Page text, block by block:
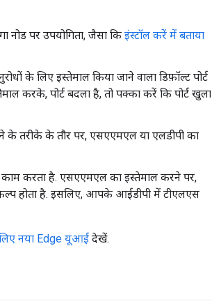
नोड पर उपयोगिता, जैसा कि इंस्टॉल करें में बताया
के लिए इस्तेमाल किया जाने वाला डिफ़ॉल्ट पोर्ट
करके, पोर्ट बदला है, तो पक्का करें कि पोर्ट खुला
तरीके के तौर पर, एसएएमएल या एलडीपी का
करता है. एसएएमएल का इस्तेमाल करने पर,
होता है. इसलिए, आपके आईडीपी में टीएलएस
नया Edge यूआई देखें.